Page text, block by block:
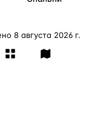
8 августа 2026 г.